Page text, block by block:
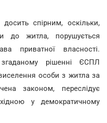
спірним, оскільки,
до житла, порушується
приватної власності.
рішенні ЄСПЛ
особи з житла за
законом, переслідує
у демократичному